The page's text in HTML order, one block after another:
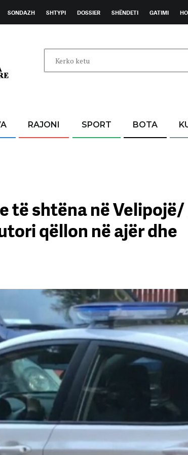
SONDAZH SHTYPI DOSSIER SHËNDETI GATIMI
RAJONI SPORT BOTA
të shtëna në Velipojë/
qëllon në ajër dhe
thikë, kandidati
Kongres
në plazh në
me tek goditje!
05 Gusht, 2026
Protestuesit
Liqenit Artificial/
meriton
diktatura!
05 Gusht, 2026
LIVE- Revolta në
më shumë”,
Kryeministrisë,
marshimin